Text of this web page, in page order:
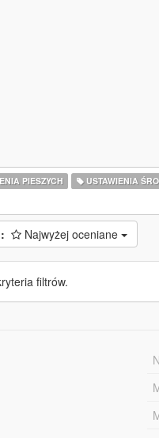
PIESZYCH USTAWIENIA
Najwyżej oceniane
filtrów.